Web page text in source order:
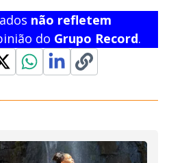
não refletem
do Grupo Record.